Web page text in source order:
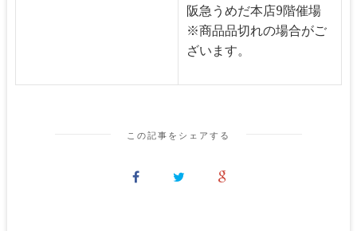
阪急うめだ本店9階催場
※商品品切れの場合がご
ざいます。
この記事をシェアする